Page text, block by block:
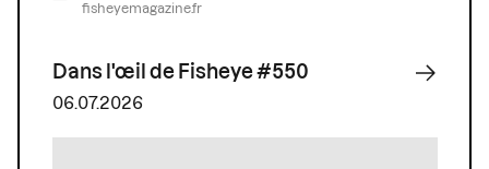
fisheyemagazine.fr
Dans l'œil de Fisheye #550
06.07.2026